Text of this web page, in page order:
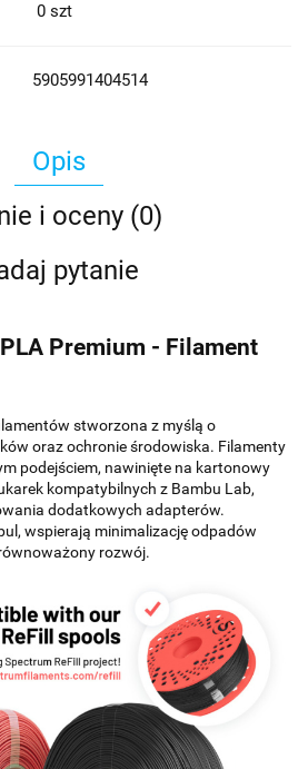
0 szt
5905991404514
Opis
i oceny (0)
pytanie
Premium - Filament
stworzona z myślą o
oraz ochronie środowiska. Filamenty
podejściem, nawinięte na kartonowy
kompatybilnych z Bambu Lab,
dodatkowych adapterów.
wspierają minimalizację odpadów
rozwój.